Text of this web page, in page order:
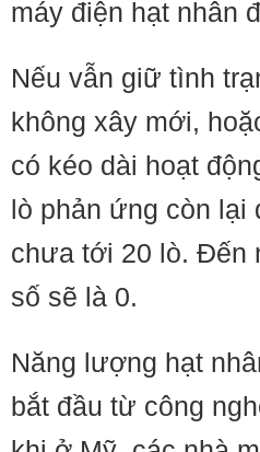
máy điện hạt nhân
Nếu vẫn giữ tình
không xây mới,
có kéo dài hoạt
lò phản ứng còn lại
chưa tới 20 lò. Đến
số sẽ là 0.
Năng lượng hạt
bắt đầu từ công